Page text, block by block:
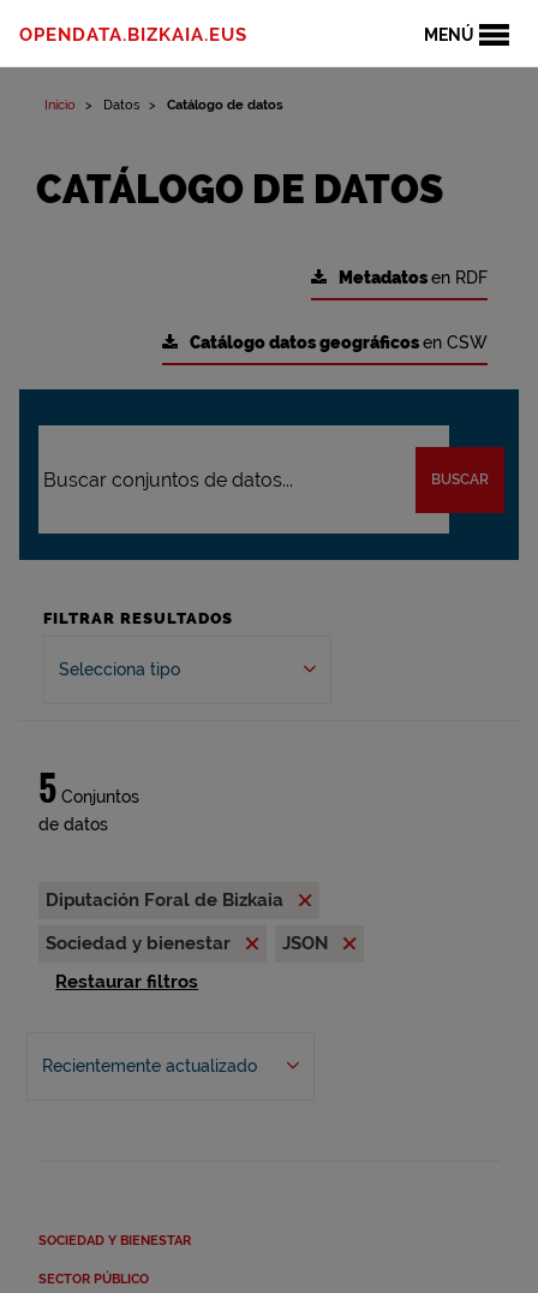
MENÚ
OPENDATA.BIZKAIA.EUS
Inicio Datos Catálogo de datos
CATÁLOGO DE DATOS
Metadatosen RDF
Catálogo datos geográficosen CSW
BUSCAR
FILTRAR RESULTADOS
Selecciona tipo
5 Conjuntos
de datos
Diputación Foral de Bizkaia
Sociedad y bienestar
JSON
Restaurar filtros
Recientemente actualizado
SOCIEDAD Y BIENESTAR
SECTOR PÚBLICO